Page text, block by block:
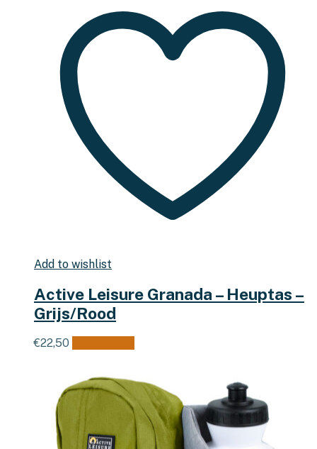
Add to wishlist
Active Leisure Granada – Heuptas –
Grijs/Rood
€22,50